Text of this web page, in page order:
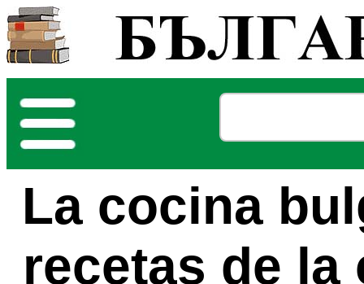
La cocina
recetas de